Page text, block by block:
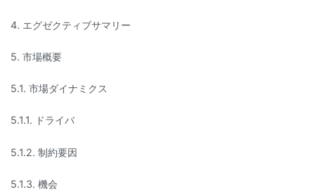
4. エグゼクティブサマリー
5. 市場概要
5.1. 市場ダイナミクス
5.1.1. ドライバ
5.1.2. 制約要因
5.1.3. 機会